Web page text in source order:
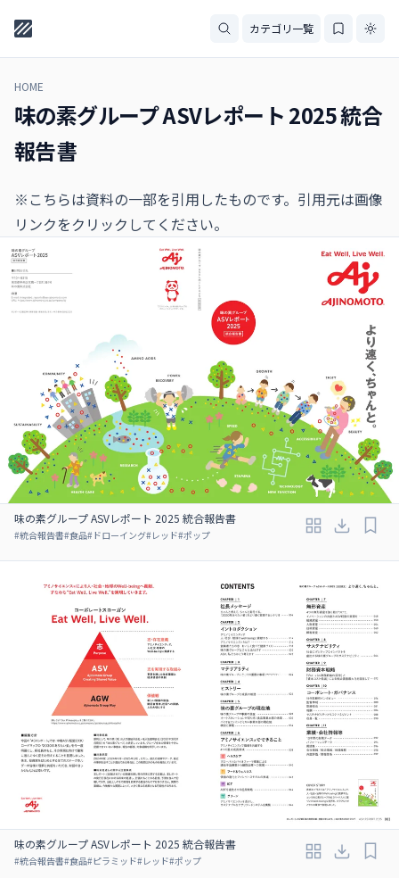
カテゴリ一覧
HOME
味の素グループ ASVレポート 2025 統合
報告書
※こちらは資料の一部を引用したものです。引用元は画像
リンクをクリックしてください。
味の素グループ ASVレポート 2025 統合報告書
#統合報告書#食品#ドローイング#レッド#ポップ
味の素グループ ASVレポート 2025 統合報告書
#統合報告書#食品#ピラミッド#レッド#ポップ